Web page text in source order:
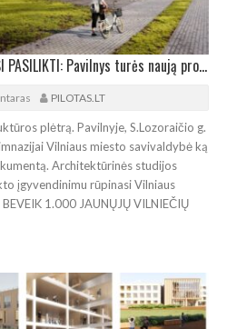
MOKYKLA, KURIOJE NORĖTŲSI PASILIKTI: Pavilnys turės naują progimnaziją
PILOTAS.LT
plėtrą. Pavilnyje, S.Lozoraičio g.
Vilniaus miesto savivaldybė ką
Architektūrinės studijos
įgyvendinimu rūpinasi Vilniaus
1.000 JAUNŲJŲ VILNIEČIŲ